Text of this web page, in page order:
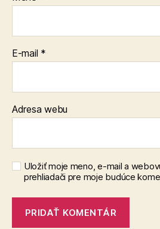
E-mail *
Adresa webu
Uložiť moje meno, e-mail a
prehliadači pre moje budúce